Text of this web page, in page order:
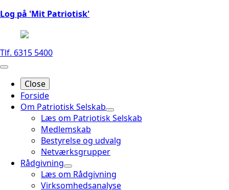
Log på 'Mit Patriotisk'
Tlf. 6315 5400
Close
Forside
Om Patriotisk Selskab
Læs om Patriotisk Selskab
Medlemskab
Bestyrelse og udvalg
Netværksgrupper
Rådgivning
Læs om Rådgivning
Virksomhedsanalyse